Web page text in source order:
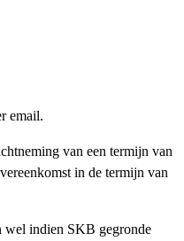
email.
van een termijn van
in de termijn van
wel indien SKB gegronde